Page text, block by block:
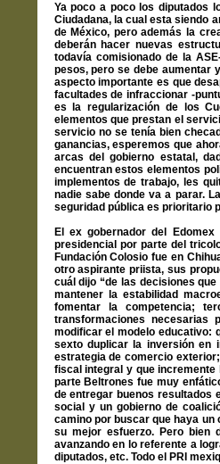
Ya poco a poco los diputados
Ciudadana, la cual esta siendo
de México, pero además la
deberán hacer nuevas
todavía comisionado de la
pesos, pero se debe aumentar
aspecto importante es que
facultades de infraccionar -
es la regularización de los
elementos que prestan el
servicio no se tenía bien
ganancias, esperemos que
arcas del gobierno estatal,
encuentran estos elementos
implementos de trabajo, les
nadie sabe donde va a parar.
seguridad pública es prioritario
El ex gobernador del
presidencial por parte del
Fundación Colosio fue en
otro aspirante priista, sus
cuál dijo “de las decisiones
mantener la estabilidad
fomentar la competencia;
transformaciones necesarias
modificar el modelo educativo:
sexto duplicar la inversión en
estrategia de comercio
fiscal integral y que
parte Beltrones fue muy
de entregar buenos resultados
social y un gobierno de
camino por buscar que haya
su mejor esfuerzo. Pero bien
avanzando en lo referente a
diputados, etc. Todo el PRI